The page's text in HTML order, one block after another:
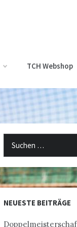
TCH Webshop
NEUESTE BEITRÄGE